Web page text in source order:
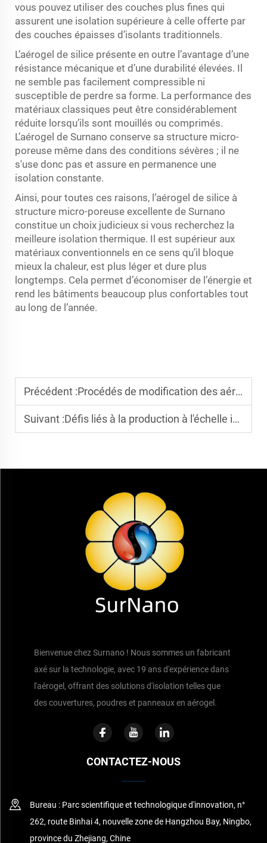
vous pouvez utiliser des couches plus fines qui
assurent une isolation supérieure à celle offerte par
des couches épaisses d’isolants traditionnels.
L’aérogel de silice présente en outre l’avantage d’une
résistance mécanique et d’une durabilité élevées. Il
ne semble pas facilement compressible ni
susceptible de perdre sa forme. La performance des
matériaux classiques peut être considérablement
réduite lorsqu’ils sont mouillés ou comprimés.
L’aérogel de Surnano conserve sa structure micro-
poreuse même dans des conditions sévères ; il ne
s'use donc pas et assure en permanence une
isolation constante.
Ainsi, pour toutes ces raisons, l’aérogel de silice à
structure micro-poreuse excellente de Surnano
constitue un choix judicieux si vous recherchez la
meilleure isolation thermique. Il est supérieur aux
matériaux conventionnels en ce sens qu’il bloque
mieux la chaleur, est plus léger et dure plus
longtemps. Cela permet d’économiser de l’énergie et
rend les bâtiments beaucoup plus confortables tout
au long de l’année.
Précédent :Procédés de modification des aérogels hydrophobes : comment assurer une résistance durable à l’humidité ?
Suivant :Défis liés à la production à l'échelle industrielle d'aérogels de silice à l'échelle nanométrique
Bienvenue chez Surnano ! Nous sommes un fabricant
axé sur la technologie, avec 19 ans d'expérience dans
l'aérogel, offrant des solutions d'isolation telles que
des couvertures, poudres et panneaux en aérogel.
CONTACTEZ-NOUS
Bureau : Parc scientifique et technologique d'innovation, n°
262, route Binhai 4, nouvelle zone de Hangzhou Bay, Ningbo,
province du Zhejiang, Chine